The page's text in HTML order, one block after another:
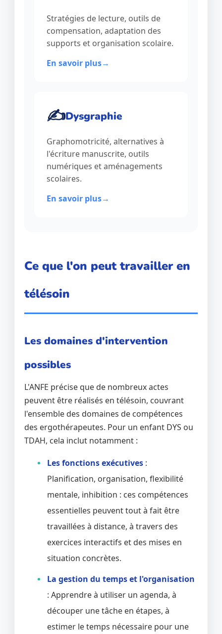
Stratégies de lecture, outils de
compensation, adaptation des
supports et organisation scolaire.
En savoir plus
✍️Dysgraphie
Graphomotricité, alternatives à
l'écriture manuscrite, outils
numériques et aménagements
scolaires.
En savoir plus
Ce que l'on peut travailler en
télésoin
Les domaines d'intervention
possibles
L'ANFE précise que de nombreux actes
peuvent être réalisés en télésoin, couvrant
l'ensemble des domaines de compétences
des ergothérapeutes. Pour un enfant DYS ou
TDAH, cela inclut notamment :
Les fonctions exécutives :
Planification, organisation, flexibilité
mentale, inhibition : ces compétences
essentielles peuvent tout à fait être
travaillées à distance, à travers des
exercices interactifs et des mises en
situation concrètes.
La gestion du temps et l'organisation
: Apprendre à utiliser un agenda, à
découper une tâche en étapes, à
estimer le temps nécessaire pour une